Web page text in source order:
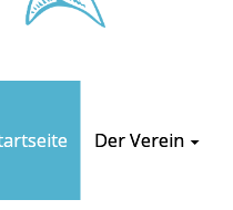
Der Verein